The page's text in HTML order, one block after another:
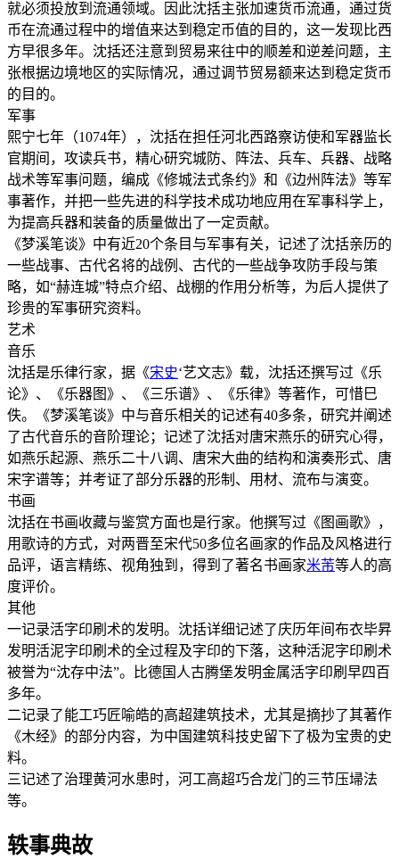
就必须投放到流通领域。因此沈括主张加速货币流通，通过货
币在流通过程中的增值来达到稳定币值的目的，这一发现比西
方早很多年。沈括还注意到贸易来往中的顺差和逆差问题，主
张根据边境地区的实际情况，通过调节贸易额来达到稳定货币
的目的。
军事
熙宁七年（1074年），沈括在担任河北西路察访使和军器监长
官期间，攻读兵书，精心研究城防、阵法、兵车、兵器、战略
战术等军事问题，编成《修城法式条约》和《边州阵法》等军
事著作，并把一些先进的科学技术成功地应用在军事科学上，
为提高兵器和装备的质量做出了一定贡献。
《梦溪笔谈》中有近20个条目与军事有关，记述了沈括亲历的
一些战事、古代名将的战例、古代的一些战争攻防手段与策
略，如“赫连城”特点介绍、战棚的作用分析等，为后人提供了
珍贵的军事研究资料。
艺术
音乐
沈括是乐律行家，据《宋史‘艺文志》载，沈括还撰写过《乐
论》、《乐器图》、《三乐谱》、《乐律》等著作，可惜巳
佚。《梦溪笔谈》中与音乐相关的记述有40多条，研究并阐述
了古代音乐的音阶理论；记述了沈括对唐宋燕乐的研究心得，
如燕乐起源、燕乐二十八调、唐宋大曲的结构和演奏形式、唐
宋字谱等；并考证了部分乐器的形制、用材、流布与演变。
书画
沈括在书画收藏与鉴赏方面也是行家。他撰写过《图画歌》，
用歌诗的方式，对两晋至宋代50多位名画家的作品及风格进行
品评，语言精练、视角独到，得到了著名书画家米芾等人的高
度评价。
其他
一记录活字印刷术的发明。沈括详细记述了庆历年间布衣毕昇
发明活泥字印刷术的全过程及字印的下落，这种活泥字印刷术
被誉为“沈存中法”。比德国人古腾堡发明金属活字印刷早四百
多年。
二记录了能工巧匠喻皓的高超建筑技术，尤其是摘抄了其著作
《木经》的部分内容，为中国建筑科技史留下了极为宝贵的史
料。
三记述了治理黄河水患时，河工高超巧合龙门的三节压埽法
等。
轶事典故